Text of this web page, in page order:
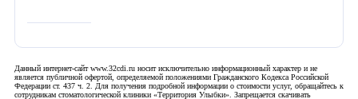
Данный интернет-сайт www.32cdi.ru носит исключительно информационный характер и не
является публичной офертой, определяемой положениями Гражданского Кодекса Российской
Федерации ст. 437 ч. 2. Для получения подробной информации о стоимости услуг, обращайтесь к
сотрудникам стоматологической клиники «Территория Улыбки». Запрещается скачивать